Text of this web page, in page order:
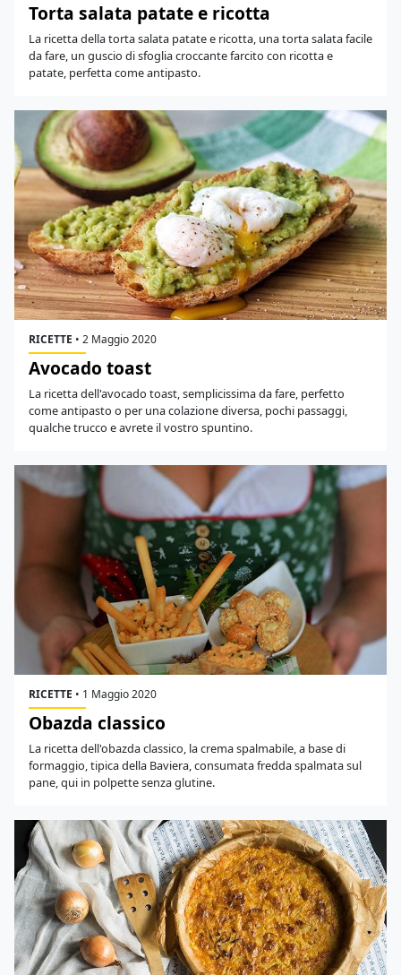
Torta salata patate e ricotta
La ricetta della torta salata patate e ricotta, una torta salata facile
da fare, un guscio di sfoglia croccante farcito con ricotta e
patate, perfetta come antipasto.
RICETTE • 2 Maggio 2020
Avocado toast
La ricetta dell'avocado toast, semplicissima da fare, perfetto
come antipasto o per una colazione diversa, pochi passaggi,
qualche trucco e avrete il vostro spuntino.
RICETTE • 1 Maggio 2020
Obazda classico
La ricetta dell'obazda classico, la crema spalmabile, a base di
formaggio, tipica della Baviera, consumata fredda spalmata sul
pane, qui in polpette senza glutine.